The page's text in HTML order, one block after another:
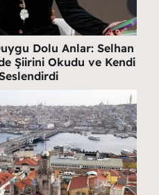
Dolu Anlar: Selhan
Şiirini Okudu ve Kendi
Seslendirdi